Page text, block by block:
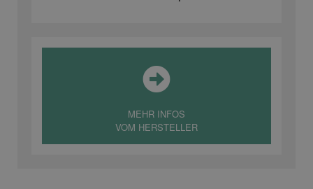
MEHR INFOS
VOM HERSTELLER